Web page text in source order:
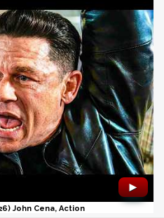
►
John Cena, Action